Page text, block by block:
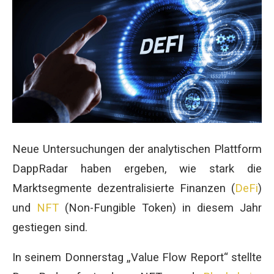
Neue Untersuchungen der analytischen Plattform
DappRadar haben ergeben, wie stark die
Marktsegmente dezentralisierte Finanzen (DeFi)
und NFT (Non-Fungible Token) in diesem Jahr
gestiegen sind.
In seinem Donnerstag „Value Flow Report“ stellte